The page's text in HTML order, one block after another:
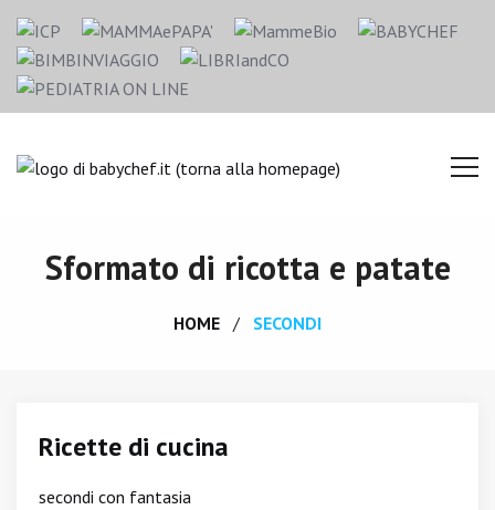
Sformato di ricotta e patate
HOME SECONDI
Ricette di cucina
secondi con fantasia